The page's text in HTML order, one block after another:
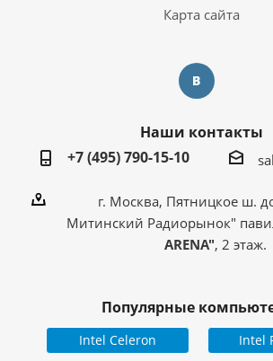
Карта сайта
Наши контакты
+7 (495) 790-15-10
г. Москва, Пятницкое ш.
Митинский Радиорынок"
ARENA", 2 этаж.
Популярные
Intel Celeron Intel